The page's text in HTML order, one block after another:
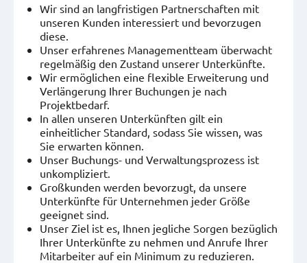
Wir sind an langfristigen Partnerschaften mit
unseren Kunden interessiert und bevorzugen
diese.
Unser erfahrenes Managementteam überwacht
regelmäßig den Zustand unserer Unterkünfte.
Wir ermöglichen eine flexible Erweiterung und
Verlängerung Ihrer Buchungen je nach
Projektbedarf.
In allen unseren Unterkünften gilt ein
einheitlicher Standard, sodass Sie wissen, was
Sie erwarten können.
Unser Buchungs- und Verwaltungsprozess ist
unkompliziert.
Großkunden werden bevorzugt, da unsere
Unterkünfte für Unternehmen jeder Größe
geeignet sind.
Unser Ziel ist es, Ihnen jegliche Sorgen bezüglich
Ihrer Unterkünfte zu nehmen und Anrufe Ihrer
Mitarbeiter auf ein Minimum zu reduzieren.